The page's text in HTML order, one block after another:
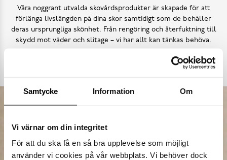
Samtycke Information Om
Vi värnar om din integritet
För att du ska få en så bra upplevelse som möjligt
använder vi cookies på vår webbplats. Vi behöver dock
Våra noggrant utvalda skovårdsprodukter är skapade för att
förlänga livslängden på dina skor samtidigt som de behåller
deras ursprungliga skönhet. Från rengöring och återfuktning till
skydd mot väder och slitage – vi har allt kan tänkas behöva.